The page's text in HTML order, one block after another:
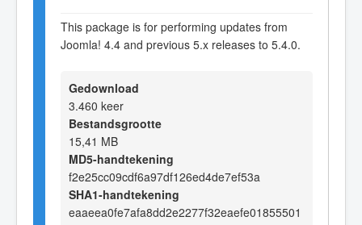
This package is for performing updates from
Joomla! 4.4 and previous 5.x releases to 5.4.0.
Gedownload
3.460 keer
Bestandsgrootte
15,41 MB
MD5-handtekening
f2e25cc09cdf6a97df126ed4de7ef53a
SHA1-handtekening
eaaeea0fe7afa8dd2e2277f32eaefe01855501